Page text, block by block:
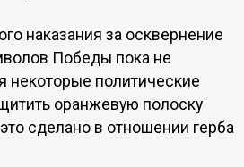
наказания за осквернение
Победы пока не
некоторые политические
оранжевую полоску
сделано в отношении герба